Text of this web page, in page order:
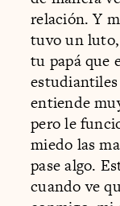
relación. Y
tuvo un luto,
tu papá que
estudiantiles
entiende
pero le
miedo las
pase algo.
cuando ve